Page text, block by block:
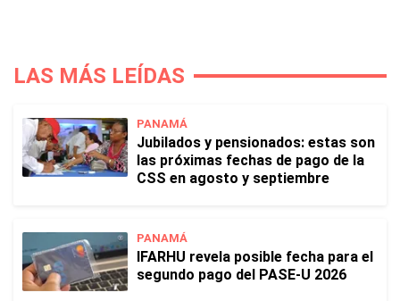
LAS MÁS LEÍDAS
PANAMÁ
Jubilados y pensionados: estas son
las próximas fechas de pago de la
CSS en agosto y septiembre
PANAMÁ
IFARHU revela posible fecha para el
segundo pago del PASE-U 2026